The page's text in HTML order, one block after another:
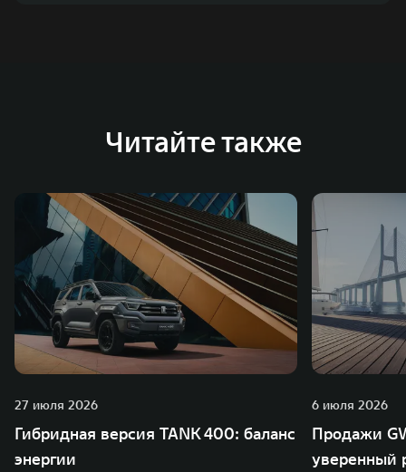
Читайте также
27 июля 2026
Гибридная версия TANK 400: баланс
энергии
6 июля 2026
Продажи
уверенный